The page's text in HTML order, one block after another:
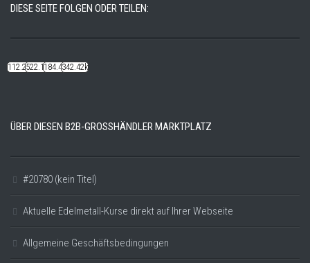
DIESE SEITE FOLGEN ODER TEILEN:
112.22k522.14k184.48k342.42k
ÜBER DIESEN B2B-GROSSHÄNDLER MARKTPLATZ
#20780 (kein Titel)
Aktuelle Edelmetall-Kurse direkt auf Ihrer Webseite
Allgemeine Geschäftsbedingungen